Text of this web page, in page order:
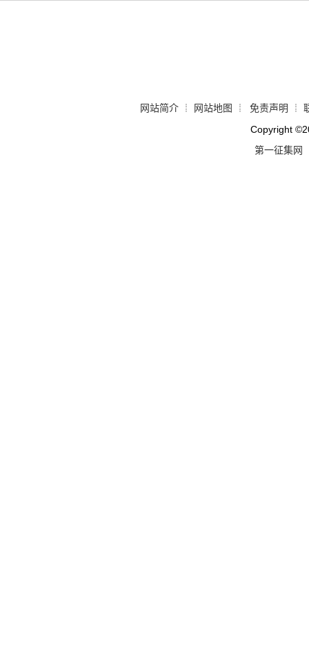
网站简介 ┊ 网站地图 ┊ 免责声明 ┊
Copyright ©
第一征集网